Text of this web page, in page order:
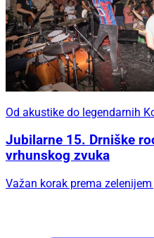
Od akustike do legendarnih
Jubilarne 15. Drniške
vrhunskog zvuka
Važan korak prema